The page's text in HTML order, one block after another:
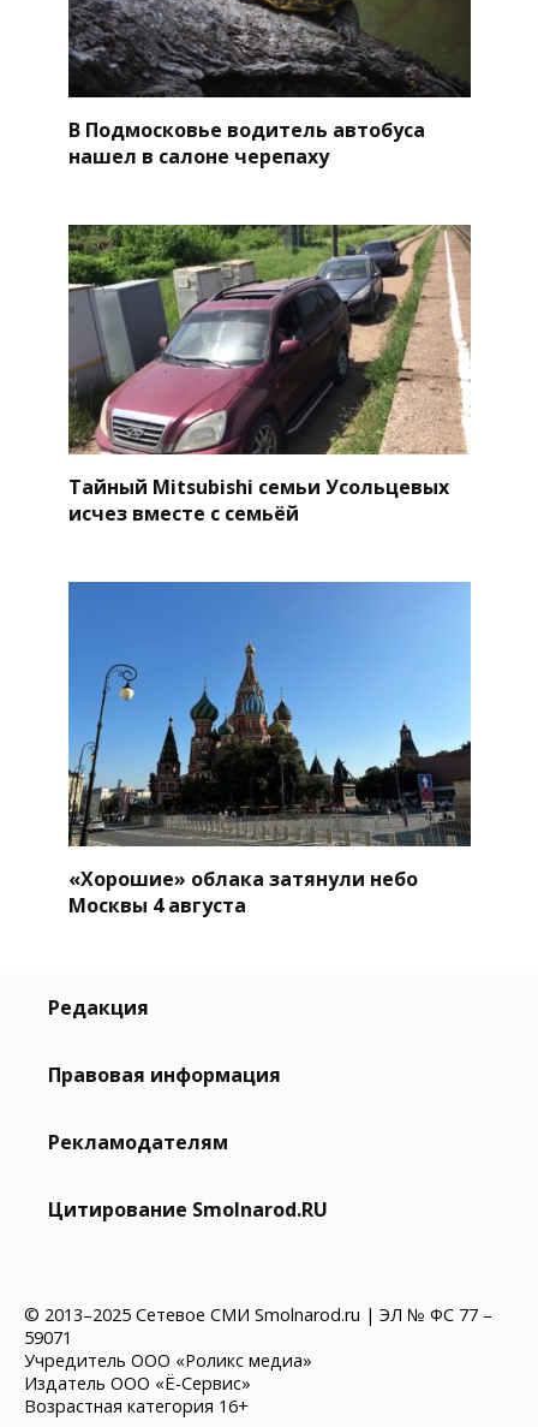
В Подмосковье водитель автобуса
нашел в салоне черепаху
Тайный Mitsubishi семьи Усольцевых
исчез вместе с семьёй
«Хорошие» облака затянули небо
Москвы 4 августа
Редакция
Правовая информация
Рекламодателям
Цитирование Smolnarod.RU
© 2013–2025 Сетевое СМИ Smolnarod.ru | ЭЛ № ФС 77 –
59071
Учредитель ООО «Роликс медиа»
Издатель ООО «Ё-Сервис»
Возрастная категория 16+